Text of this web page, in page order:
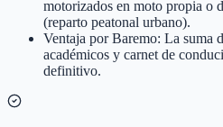
motorizados en moto propia o
(reparto peatonal urbano).
Ventaja por Baremo: La suma
académicos y carnet de
definitivo.